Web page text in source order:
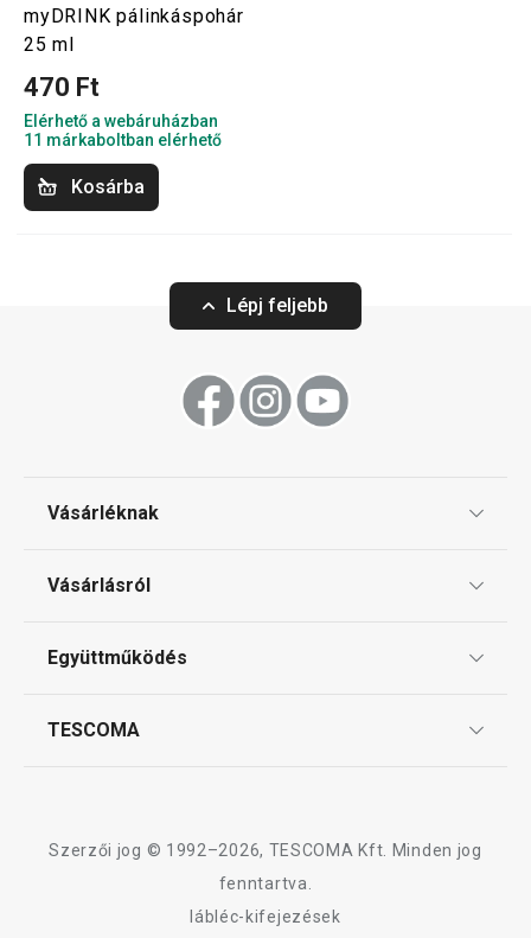
myDRINK pálinkáspohár
25 ml
470 Ft
Elérhető a webáruházban
11 márkaboltban elérhető
Kosárba
Lépj feljebb
Vásárléknak
Gyakori kérdések
Vásárlásról
Reklamáció és termékvisszaküldés
Együttműködés
TESCOMA
Szerzői jog © 1992–2026, TESCOMA Kft. Minden jog
fenntartva.
lábléc-kifejezések